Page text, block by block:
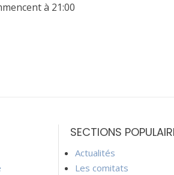
à 21:00
SECTIONS
Actualités
Les comitats